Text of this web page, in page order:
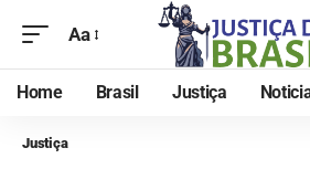
Aa
Home Brasil Justiça
Justiça